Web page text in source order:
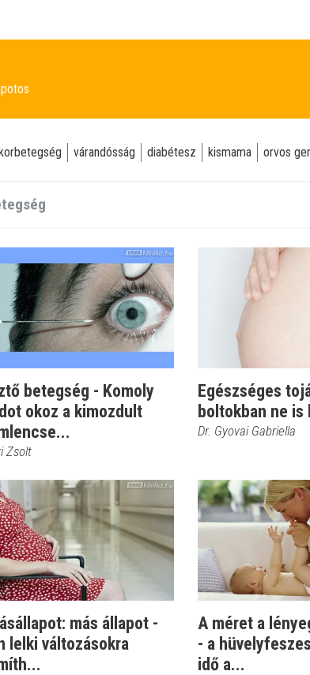
várandósság diabétesz kismama orvos
betegség - Komoly
okoz a kimozdult
Zsolt
Egészséges
boltokban ne is
Dr. Gyovai Gabriella
más állapot -
lelki változásokra
A méret a
- a
idő a...